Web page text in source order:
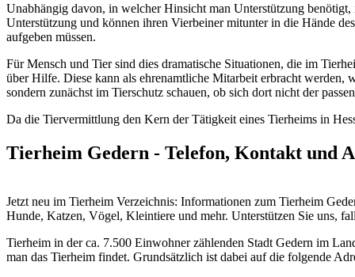
Unabhängig davon, in welcher Hinsicht man Unterstützung
Unterstützung und können ihren Vierbeiner mitunter in die Hände
aufgeben müssen.
Für Mensch und Tier sind dies dramatische Situationen, die im
über Hilfe. Diese kann als ehrenamtliche Mitarbeit erbracht werden,
sondern zunächst im Tierschutz schauen, ob sich dort nicht der
Da die Tiervermittlung den Kern der Tätigkeit eines Tierheims in
Tierheim Gedern - Telefon, Kontakt und
Jetzt neu im Tierheim Verzeichnis: Informationen zum Tierheim
Hunde, Katzen, Vögel, Kleintiere und mehr. Unterstützen Sie uns,
Tierheim in der ca. 7.500 Einwohner zählenden Stadt Gedern im
man das Tierheim findet. Grundsätzlich ist dabei auf die folgende